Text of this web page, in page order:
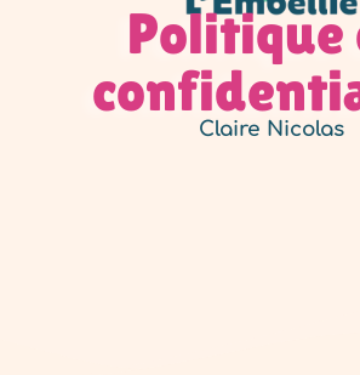
Politique
Claire Nicolas